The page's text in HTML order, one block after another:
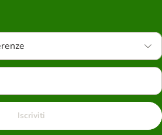
Iscriviti